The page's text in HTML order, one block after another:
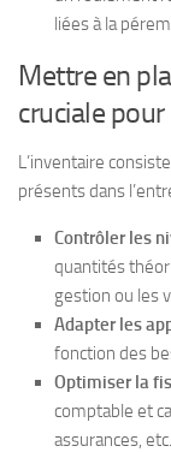
liées à la
Mettre en
cruciale
L’inventaire
présents dans
Contrôler les
quantités
gestion ou les
Adapter les
fonction des
Optimiser la
comptable et
assurances,